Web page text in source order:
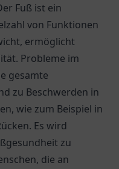
Fuß ist ein
von Funktionen
ermöglicht
Probleme im
gesamte
zu Beschwerden in
wie zum Beispiel in
Es wird
zu
die an